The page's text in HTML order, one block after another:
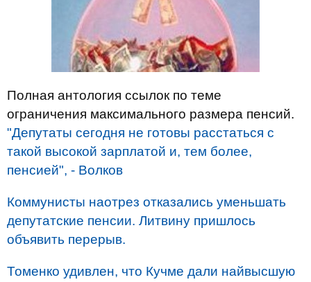
Полная антология ссылок по теме
ограничения максимального размера пенсий.
"Депутаты сегодня не готовы расстаться с
такой высокой зарплатой и, тем более,
пенсией", - Волков
Коммунисты наотрез отказались уменьшать
депутатские пенсии. Литвину пришлось
объявить перерыв.
Томенко удивлен, что Кучме дали найвысшую